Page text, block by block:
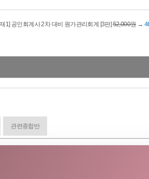
1] 공인회계사 2차 대비 원가관리회계 [3판]52,000원→
관련종합반